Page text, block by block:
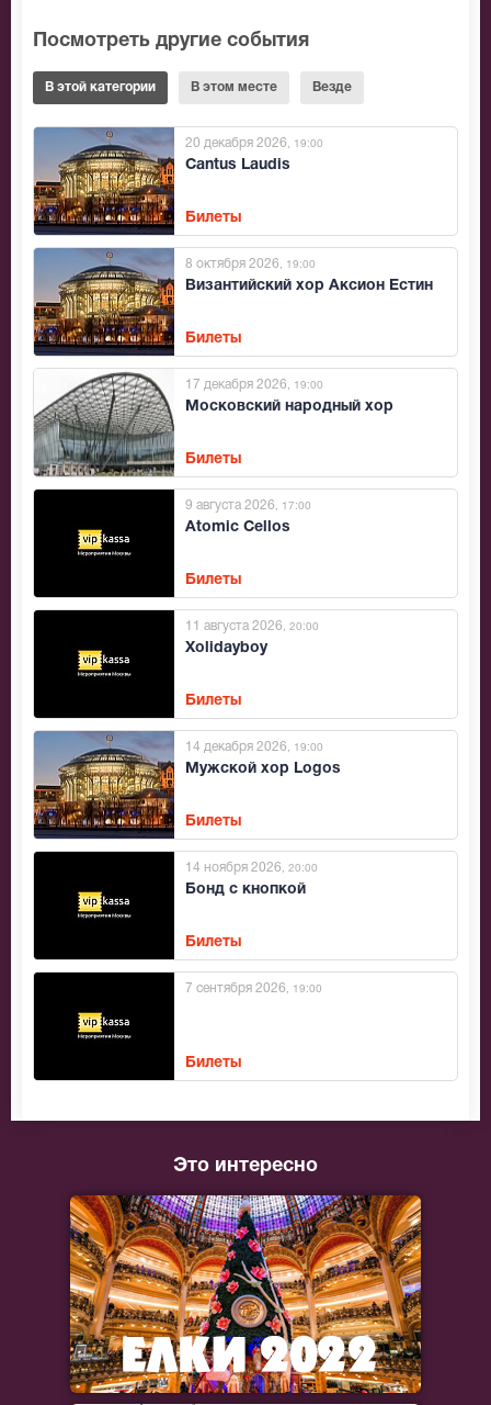
Посмотреть другие события
В этой категории В этом месте Везде
Cantus Laudis
20 декабря 2026 , 19:00
Билеты
Византийский хор Аксион Естин
8 октября 2026 , 19:00
Билеты
Московский народный хор
17 декабря 2026 , 19:00
Билеты
Atomic Cellos
9 августа 2026 , 17:00
Билеты
Xolidayboy
11 августа 2026 , 20:00
Билеты
Мужской хор Logos
14 декабря 2026 , 19:00
Билеты
Бонд с кнопкой
14 ноября 2026 , 20:00
Билеты
7 сентября 2026 , 19:00
Билеты
Это интересно